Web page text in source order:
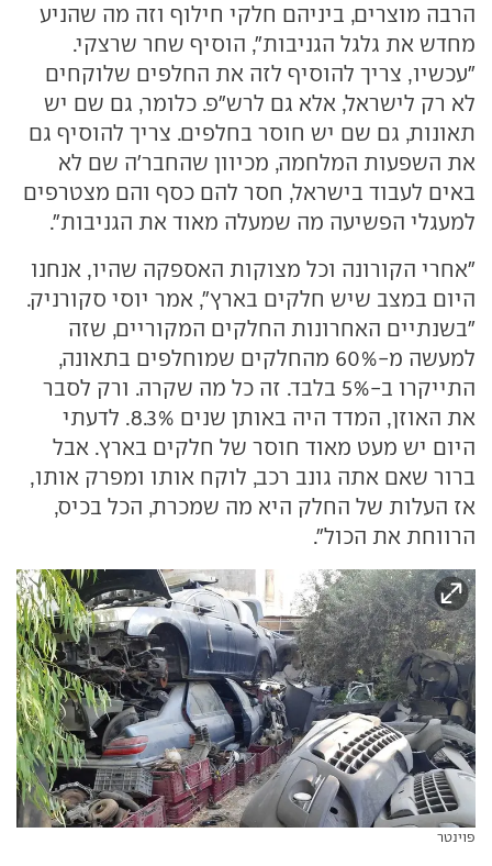
הרבה מוצרים, ביניהם חלקי חילוף וזה מה שהניע
מחדש את גלגל הגניבות", הוסיף שחר שרצקי.
"עכשיו, צריך להוסיף לזה את החלפים שלוקחים
לא רק לישראל, אלא גם לרש"פ. כלומר, גם שם יש
תאונות, גם שם יש חוסר בחלפים. צריך להוסיף גם
את השפעות המלחמה, מכיוון שהחבר'ה שם לא
באים לעבוד בישראל, חסר להם כסף והם מצטרפים
למעגלי הפשיעה מה שמעלה מאוד את הגניבות".
"אחרי הקורונה וכל מצוקות האספקה שהיו, אנחנו
היום במצב שיש חלקים בארץ", אמר יוסי סקורניק.
"בשנתיים האחרונות החלקים המקוריים, שזה
למעשה מ-60% מהחלקים שמוחלפים בתאונה,
התייקרו ב-5% בלבד. זה כל מה שקרה. ורק לסבר
את האוזן, המדד היה באותן שנים 8.3%. לדעתי
היום יש מעט מאוד חוסר של חלקים בארץ. אבל
ברור שאם אתה גונב רכב, לוקח אותו ומפרק אותו,
אז העלות של החלק היא מה שמכרת, הכל בכיס,
הרווחת את הכול".
פוינטר